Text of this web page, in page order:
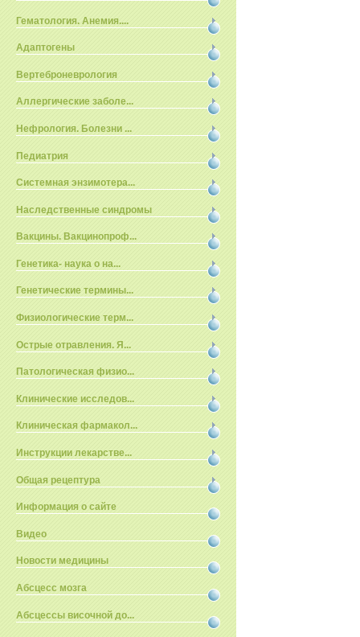
Гематология. Анемия....
Адаптогены
Вертеброневрология
Аллергические заболе...
Нефрология. Болезни ...
Педиатрия
Системная энзимотера...
Наследственные синдромы
Вакцины. Вакцинопроф...
Генетика- наука о на...
Генетические термины...
Физиологические терм...
Острые отравления. Я...
Патологическая физио...
Клинические исследов...
Клиническая фармакол...
Инструкции лекарстве...
Общая рецептура
Информация о сайте
Видео
Новости медицины
Абсцесс мозга
Абсцессы височной до...